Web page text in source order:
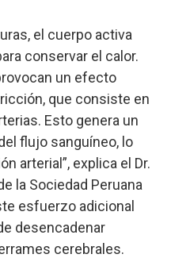
el cuerpo activa
conservar el calor.
un efecto
que consiste en
Esto genera un
flujo sanguíneo, lo
arterial”, explica el Dr.
la Sociedad Peruana
esfuerzo adicional
desencadenar
cerebrales.